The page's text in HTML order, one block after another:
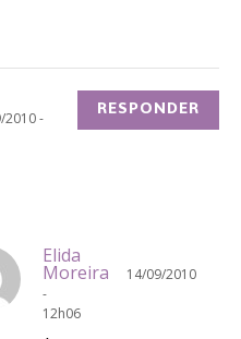
2010 -
RESPONDER
Elida
Moreira
14/09/2010
-
12h06